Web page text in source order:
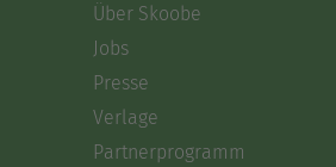
Über Skoobe
Jobs
Presse
Verlage
Partnerprogramm